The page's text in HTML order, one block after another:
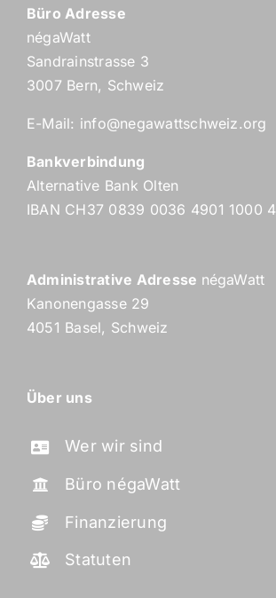
Büro Adresse
négaWatt
Sandrainstrasse 3
3007 Bern, Schweiz
E-Mail: info@negawattschweiz.org
Bankverbindung
Alternative Bank Olten
IBAN CH37 0839 0036 4901 1000 4
Administrative Adresse négaWatt
Kanonengasse 29
4051 Basel, Schweiz
Über uns
Wer wir sind
Büro négaWatt
Finanzierung
Statuten